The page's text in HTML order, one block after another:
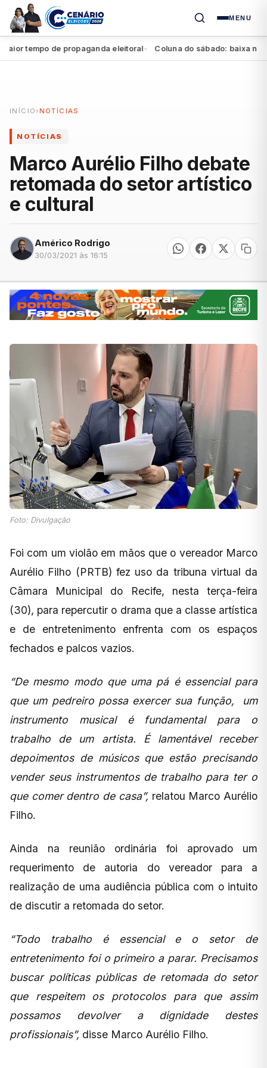
MENU
tempo de propaganda eleitoral● Coluna do sábado: baixa no
INÍCIO › NOTÍCIAS
NOTÍCIAS
Marco Aurélio Filho debate
retomada do setor artístico
e cultural
Américo Rodrigo
30/03/2021 às 16:15
Foto: Divulgação
Foi com um violão em mãos que o vereador Marco
Aurélio Filho (PRTB) fez uso da tribuna virtual da
Câmara Municipal do Recife, nesta terça-feira
(30), para repercutir o drama que a classe artística
e de entretenimento enfrenta com os espaços
fechados e palcos vazios.
“De mesmo modo que uma pá é essencial para
que um pedreiro possa exercer sua função, um
instrumento musical é fundamental para o
trabalho de um artista. É lamentável receber
depoimentos de músicos que estão precisando
vender seus instrumentos de trabalho para ter o
que comer dentro de casa”, relatou Marco Aurélio
Filho.
Ainda na reunião ordinária foi aprovado um
requerimento de autoria do vereador para a
realização de uma audiência pública com o intuito
de discutir a retomada do setor.
“Todo trabalho é essencial e o setor de
entretenimento foi o primeiro a parar. Precisamos
buscar políticas públicas de retomada do setor
que respeitem os protocolos para que assim
possamos devolver a dignidade destes
profissionais”, disse Marco Aurélio Filho.